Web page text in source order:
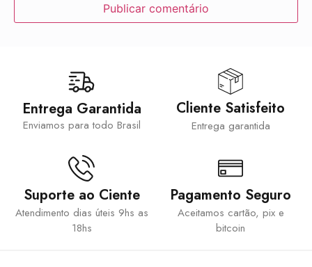
Entrega Garantida
Enviamos para todo Brasil
Cliente Satisfeito
Entrega garantida
Suporte ao Ciente
Atendimento dias úteis 9hs as
18hs
Pagamento Seguro
Aceitamos cartão, pix e
bitcoin